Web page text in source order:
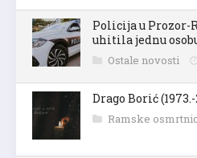
Policija u
uhitila jednu
Ostale novosti
Drago Borić (1973.-
Ramske